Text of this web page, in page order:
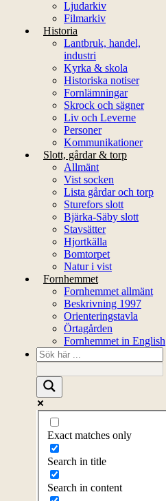
Ljudarkiv
Filmarkiv
Historia
Lantbruk, handel,
industri
Kyrka & skola
Historiska notiser
Fornlämningar
Skrock och sägner
Liv och Leverne
Personer
Kommunikationer
Slott, gårdar & torp
Allmänt
Vist socken
Lista gårdar och torp
Sturefors slott
Bjärka-Säby slott
Stavsätter
Hjortkälla
Bomtorpet
Natur i vist
Fornhemmet
Fornhemmet allmänt
Beskrivning 1997
Orienteringstavla
Örtagården
Fornhemmet in English
Exact matches only
Search in title
Search in content